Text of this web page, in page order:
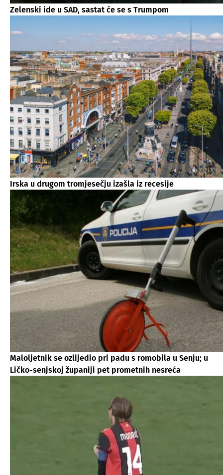
Zelenski ide u SAD, sastat će se s Trumpom
Irska u drugom tromjesečju izašla iz recesije
Maloljetnik se ozlijedio pri padu s romobila u Senju; u
Ličko-senjskoj županiji pet prometnih nesreća